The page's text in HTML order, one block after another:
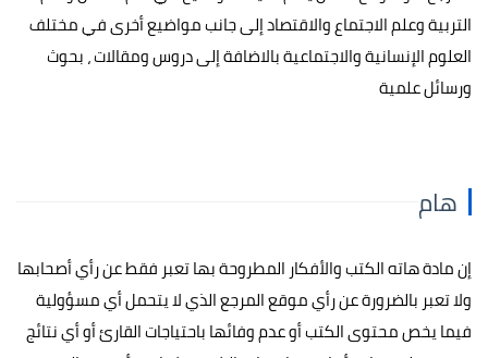
التربية وعلم الاجتماع والاقتصاد إلى جانب مواضيع أخرى في مختلف
العلوم الإنسانية والاجتماعية بالاضافة إلى دروس ومقالات ، بحوث
ورسائل علمية
هام
إن مادة هاته الكتب والأفكار المطروحة بها تعبر فقط عن رأي أصحابها
ولا تعبر بالضرورة عن رأي موقع المرجع الذي لا يتحمل أي مسؤولية
فيما يخص محتوى الكتب أو عدم وفائها باحتياجات القارئ أو أي نتائج